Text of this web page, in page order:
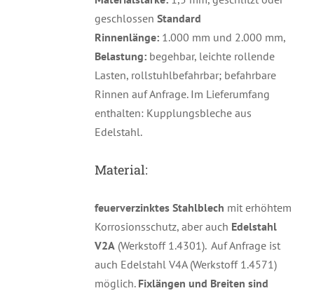
geschlossen Standard
Rinnenlänge:1.000 mm und 2.000 mm,
Belastung:begehbar, leichte rollende
Lasten, rollstuhlbefahrbar; befahrbare
Rinnen auf Anfrage. Im Lieferumfang
enthalten: Kupplungsbleche aus
Edelstahl.
Material:
feuerverzinktes Stahlblech mit erhöhtem
Korrosionsschutz, aber auch Edelstahl
V2A (Werkstoff 1.4301). Auf Anfrage ist
auch Edelstahl V4A (Werkstoff 1.4571)
möglich. Fixlängen und Breiten sind